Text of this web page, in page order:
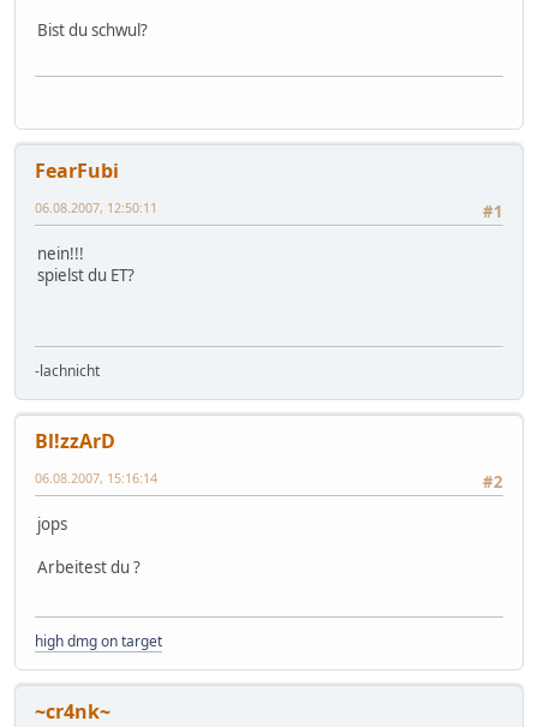
Bist du schwul?
FearFubi
#1
06.08.2007, 12:50:11
nein!!!
spielst du ET?
-lachnicht
Bl!zzArD
#2
06.08.2007, 15:16:14
jops
Arbeitest du ?
high dmg on target
~cr4nk~